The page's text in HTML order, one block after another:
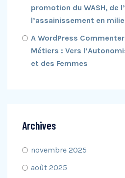
promotion du WASH, de
l’assainissement en
A WordPress Commenter
Métiers : Vers
et des Femmes
Archives
novembre 2025
août 2025